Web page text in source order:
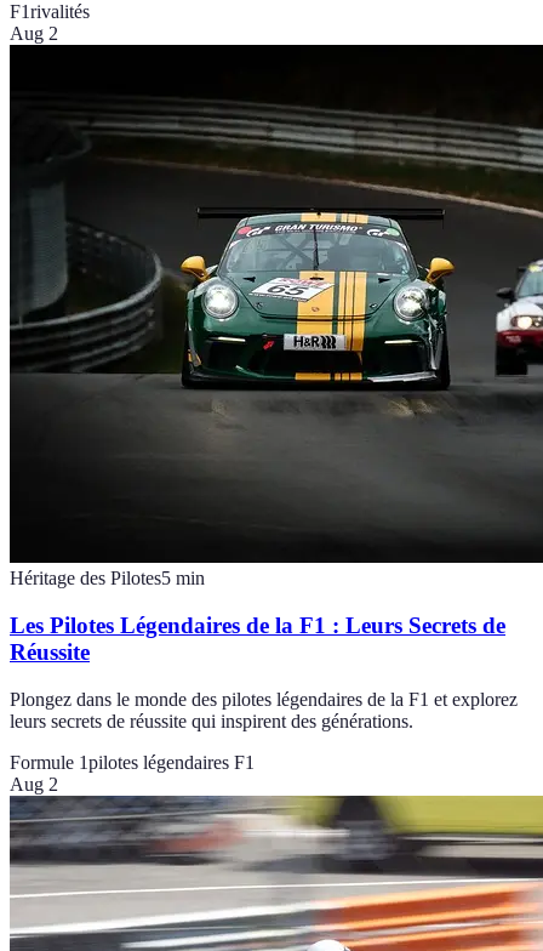
F1rivalités
Aug 2
Héritage des Pilotes5 min
Les Pilotes Légendaires de la F1 : Leurs Secrets de
Réussite
Plongez dans le monde des pilotes légendaires de la F1 et explorez
leurs secrets de réussite qui inspirent des générations.
Formule 1pilotes légendaires F1
Aug 2